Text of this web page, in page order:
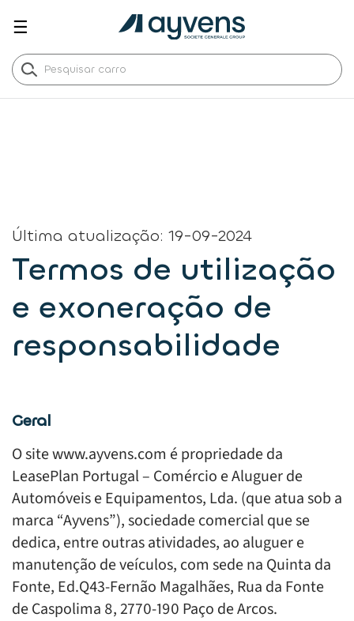
☰
Última atualização: 19-09-2024
Termos de utilização
e exoneração de
responsabilidade
Geral
O site www.ayvens.com é propriedade da
LeasePlan Portugal – Comércio e Aluguer de
Automóveis e Equipamentos, Lda. (que atua sob a
marca “Ayvens”), sociedade comercial que se
dedica, entre outras atividades, ao aluguer e
manutenção de veículos, com sede na Quinta da
Fonte, Ed.Q43-Fernão Magalhães, Rua da Fonte
de Caspolima 8, 2770-190 Paço de Arcos.